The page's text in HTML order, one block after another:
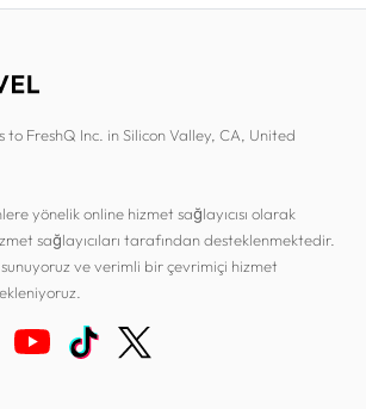
to FreshQ Inc. in Silicon Valley, CA, United
yönelik online hizmet sağlayıcısı olarak
sağlayıcıları tarafından desteklenmektedir.
ve verimli bir çevrimiçi hizmet